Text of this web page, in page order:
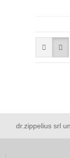
dr.zippelius srl